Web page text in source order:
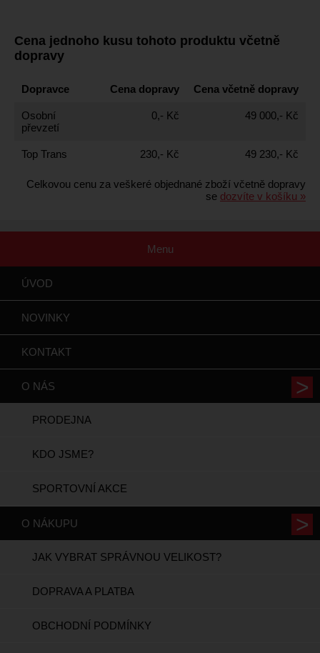
Cena jednoho kusu tohoto produktu včetně
dopravy
Dopravce Cena dopravy Cena včetně dopravy
Osobní
převzetí
0,- Kč 49 000,- Kč
Top Trans 230,- Kč 49 230,- Kč
Celkovou cenu za veškeré objednané zboží včetně dopravy
se dozvíte v košíku »
Menu
ÚVOD
NOVINKY
KONTAKT
O NÁS
PRODEJNA
KDO JSME?
SPORTOVNÍ AKCE
O NÁKUPU
JAK VYBRAT SPRÁVNOU VELIKOST?
DOPRAVA A PLATBA
OBCHODNÍ PODMÍNKY